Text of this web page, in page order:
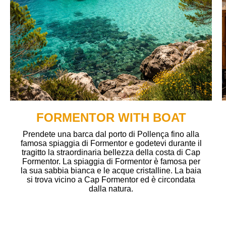
FORMENTOR WITH BOAT
Prendete una barca dal porto di Pollença fino alla
famosa spiaggia di Formentor e godetevi durante il
tragitto la straordinaria bellezza della costa di Cap
Formentor. La spiaggia di Formentor è famosa per
la sua sabbia bianca e le acque cristalline. La baia
si trova vicino a Cap Formentor ed è circondata
dalla natura.